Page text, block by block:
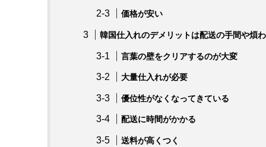
価格が安い
韓国仕入れのデメリットは配送の手間や煩
言葉の壁をクリアするのが大変
大量仕入れが必要
優位性がなくなってきている
配送に時間がかかる
送料が高くつく